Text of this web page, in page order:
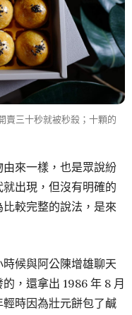
賣三十秒就被秒殺；十顆的
來一樣，也是眾說紛
出現，但沒有明確的
較完整的說法，是來
候與阿公陳增雄聊天
，還拿出 1986 年 8 月
輕時因為壯元餅包了鹹